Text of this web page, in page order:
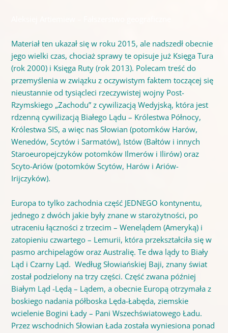
Materiał ten ukazał się w roku 2015, ale nadszedł obecnie
jego wielki czas, chociaż sprawy te opisuje już Księga Tura
(rok 2000) i Księga Ruty (rok 2013). Polecam treść do
przemyślenia w związku z oczywistym faktem toczącej się
nieustannie od tysiącleci rzeczywistej wojny Post-
Rzymskiego „Zachodu” z cywilizacją Wedyjską, która jest
rdzenną cywilizacją Białego Lądu – Królestwa Północy,
Królestwa SIS, a więc nas Słowian (potomków Harów,
Wenedów, Scytów i Sarmatów), Istów (Bałtów i innych
Staroeuropejczyków potomków Ilmerów i Ilirów) oraz
Scyto-Ariów (potomków Scytów, Harów i Ariów-
Irijczyków).
Europa to tylko zachodnia część JEDNEGO kontynentu,
jednego z dwóch jakie były znane w starożytności, po
utraceniu łączności z trzecim – Wenelądem (Ameryką) i
zatopieniu czwartego – Lemurii, która przekształciła się w
pasmo archipelagów oraz Australię. Te dwa lądy to Biały
Ląd i Czarny Ląd. Według Słowiańskiej Baji, znany świat
został podzielony na trzy części. Część zwana później
Białym Ląd -Lędą – Lądem, a obecnie Europą otrzymała z
boskiego nadania półboska Lęda-Łabęda, ziemskie
wcielenie Bogini Łady – Pani Wszechświatowego Ładu.
Przez wschodnich Słowian Łada została wyniesiona ponad